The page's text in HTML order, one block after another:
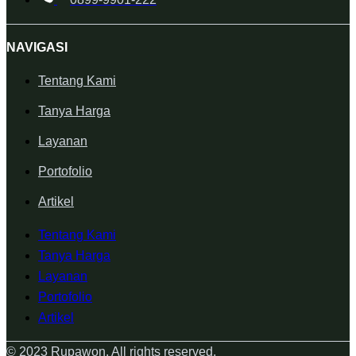
NAVIGASI
Tentang Kami
Tanya Harga
Layanan
Portofolio
Artikel
Tentang Kami
Tanya Harga
Layanan
Portofolio
Artikel
© 2023 Rupawon. All rights reserved.